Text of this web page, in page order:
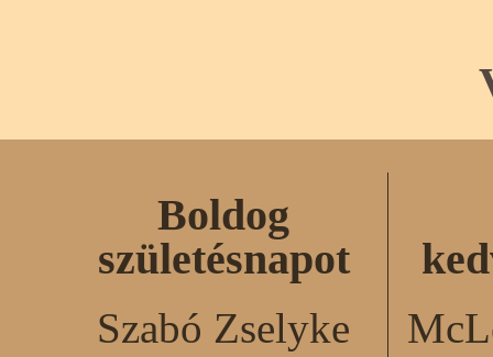
Boldog
születésnapot
Szabó Zselyke